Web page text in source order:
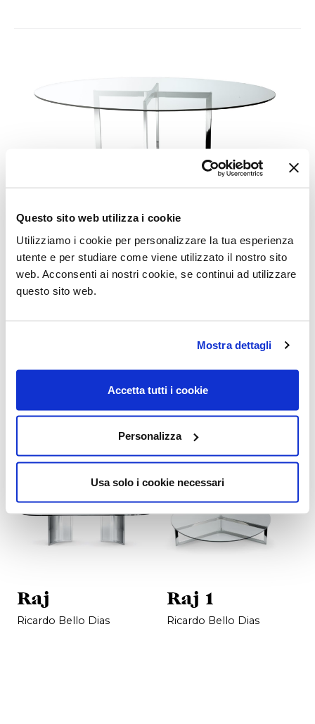
Questo sito web utilizza i cookie
Utilizziamo i cookie per personalizzare la tua esperienza
utente e per studiare come viene utilizzato il nostro sito
web. Acconsenti ai nostri cookie, se continui ad utilizzare
questo sito web.
Mostra dettagli
Accetta tutti i cookie
Personalizza
Usa solo i cookie necessari
Prodotti correlati
Raj
Ricardo Bello Dias
Raj 1
Ricardo Bello Dias